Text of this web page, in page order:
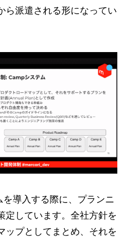
ら派遣される形になってい
導入する際に、プランニ
定しています。全社方針を
ップとしてまとめ、それを